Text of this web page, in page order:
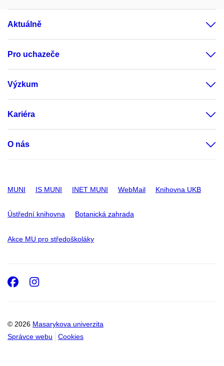
Aktuálně
Pro uchazeče
Výzkum
Kariéra
O nás
MUNI IS MUNI INET MUNI WebMail Knihovna UKB
Ústřední knihovna Botanická zahrada
Akce MU pro středoškoláky
© 2026 Masarykova univerzita
Správce webu
Cookies
Facebook
Instagram